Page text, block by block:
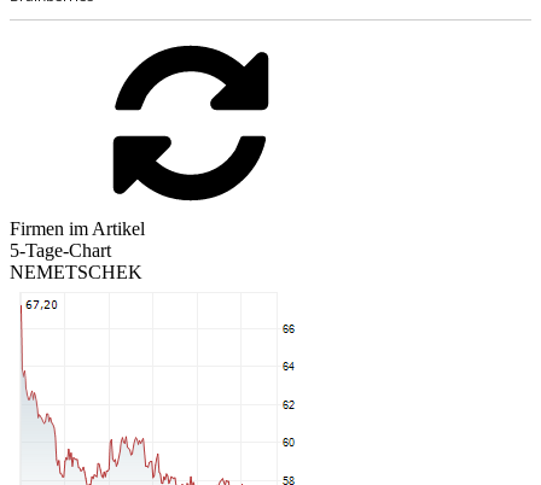
Firmen im Artikel
5-Tage-Chart
NEMETSCHEK